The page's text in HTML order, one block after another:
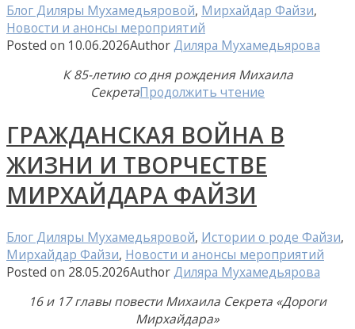
Блог Диляры Мухамедьяровой, Мирхайдар Файзи,
Новости и анонсы мероприятий
Posted on 10.06.2026AuthorДиляра Мухамедьярова
К 85-летию со дня рождения Михаила
СекретаПродолжить чтение
ГРАЖДАНСКАЯ ВОЙНА В
ЖИЗНИ И ТВОРЧЕСТВЕ
МИРХАЙДАРА ФАЙЗИ
Блог Диляры Мухамедьяровой, Истории о роде Файзи,
Мирхайдар Файзи, Новости и анонсы мероприятий
Posted on 28.05.2026AuthorДиляра Мухамедьярова
16 и 17 главы повести Михаила Секрета «Дороги
Мирхайдара»